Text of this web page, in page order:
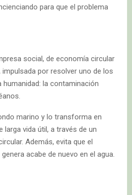
para que el problema
social, de economía circular
por resolver uno de los
la contaminación
marino y lo transforma en
vida útil, a través de un
Además, evita que el
acabe de nuevo en el agua.